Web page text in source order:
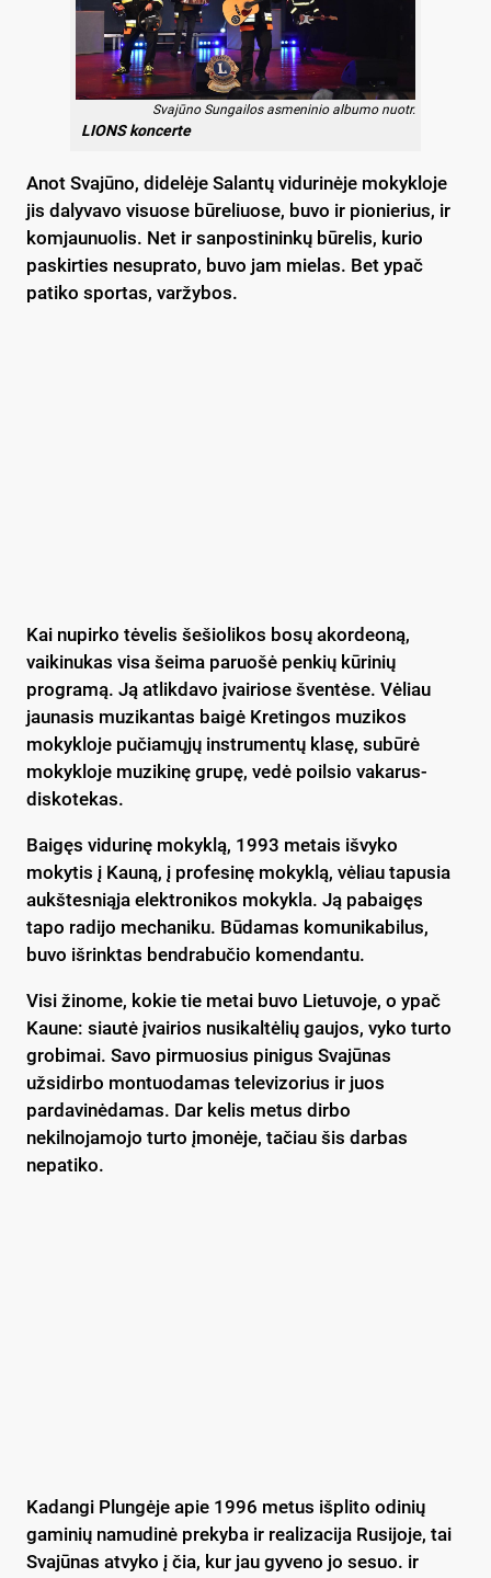
Svajūno Sungailos asmeninio albumo nuotr.
LIONS koncerte
Anot Svajūno, didelėje Salantų vidurinėje mokykloje
jis dalyvavo visuose būreliuose, buvo ir pionierius, ir
komjaunuolis. Net ir sanpostininkų būrelis, kurio
paskirties nesuprato, buvo jam mielas. Bet ypač
patiko sportas, varžybos.
Kai nupirko tėvelis šešiolikos bosų akordeoną,
vaikinukas visa šeima paruošė penkių kūrinių
programą. Ją atlikdavo įvairiose šventėse. Vėliau
jaunasis muzikantas baigė Kretingos muzikos
mokykloje pučiamųjų instrumentų klasę, subūrė
mokykloje muzikinę grupę, vedė poilsio vakarus-
diskotekas.
Baigęs vidurinę mokyklą, 1993 metais išvyko
mokytis į Kauną, į profesinę mokyklą, vėliau tapusia
aukštesniąja elektronikos mokykla. Ją pabaigęs
tapo radijo mechaniku. Būdamas komunikabilus,
buvo išrinktas bendrabučio komendantu.
Visi žinome, kokie tie metai buvo Lietuvoje, o ypač
Kaune: siautė įvairios nusikaltėlių gaujos, vyko turto
grobimai. Savo pirmuosius pinigus Svajūnas
užsidirbo montuodamas televizorius ir juos
pardavinėdamas. Dar kelis metus dirbo
nekilnojamojo turto įmonėje, tačiau šis darbas
nepatiko.
Kadangi Plungėje apie 1996 metus išplito odinių
gaminių namudinė prekyba ir realizacija Rusijoje, tai
Svajūnas atvyko į čia, kur jau gyveno jo sesuo. ir